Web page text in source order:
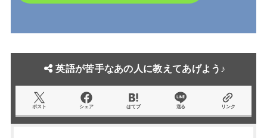
英語が苦手なあの人に教えてあげよう♪
ポスト シェア はてブ 送る リンク